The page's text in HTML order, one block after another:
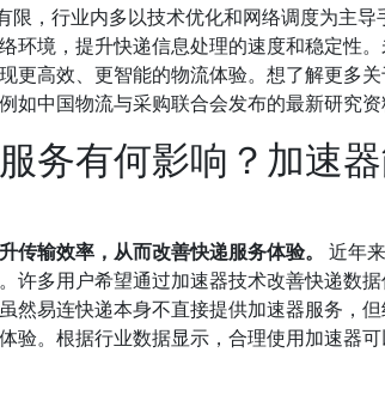
，行业内多以技术优化和网络调度为主导
环境，提升快递信息处理的速度和稳定性
更高效、更智能的物流体验。想了解更多
中国物流与采购联合会发布的最新研究资
务有何影响？加速
输效率，从而改善快递服务体验。
近年
许多用户希望通过加速器技术改善快递数
然易连快递本身不直接提供加速器服务，
验。根据行业数据显示，合理使用加速器